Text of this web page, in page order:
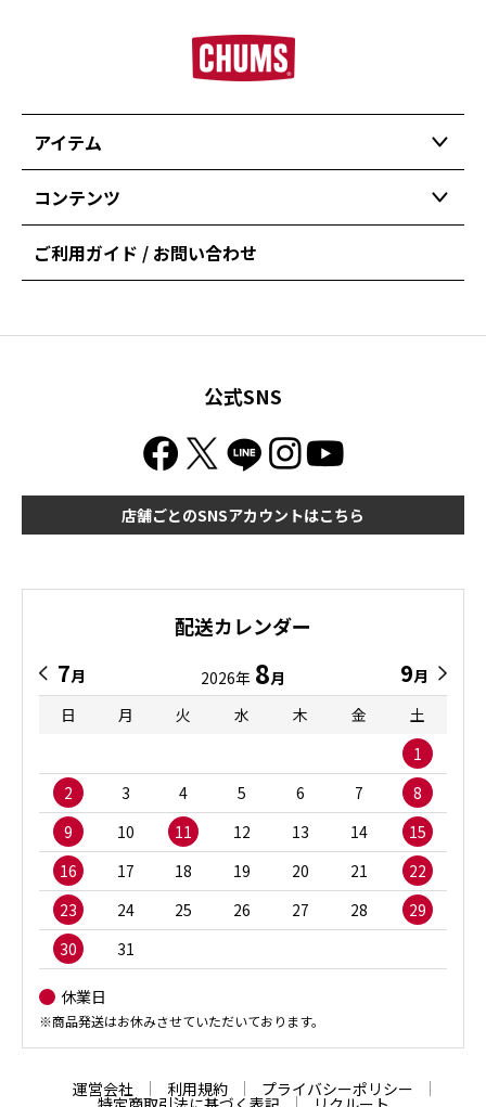
アイテム
コンテンツ
ご利用ガイド / お問い合わせ
公式SNS
店舗ごとのSNSアカウントはこちら
配送カレンダー
7月 2026年 8月 9月
日
月 火 水 木 金
土
1
2
3 4 5 6 7
8
9
10 11 12 13 14
15
16
17 18 19 20 21
22
23
24 25 26 27 28
29
30
31
休業日
※商品発送はお休みさせていただいております。
運営会社 利用規約 プライバシーポリシー